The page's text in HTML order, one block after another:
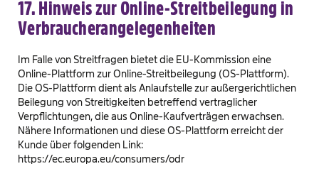
17. Hinweis zur Online-Streitbeilegung in
Verbraucherangelegenheiten
Im Falle von Streitfragen bietet die EU-Kommission eine
Online-Plattform zur Online-Streitbeilegung (OS-Plattform).
Die OS-Plattform dient als Anlaufstelle zur außergerichtlichen
Beilegung von Streitigkeiten betreffend vertraglicher
Verpflichtungen, die aus Online-Kaufverträgen erwachsen.
Nähere Informationen und diese OS-Plattform erreicht der
Kunde über folgenden Link:
https://ec.europa.eu/consumers/odr